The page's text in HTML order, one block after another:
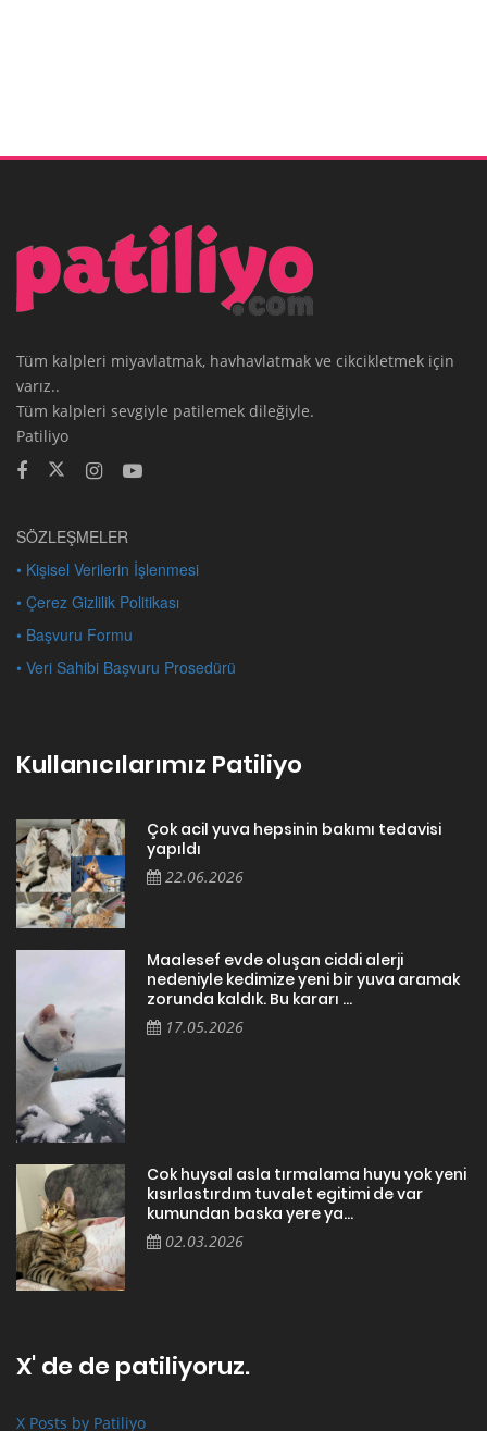
Tüm kalpleri miyavlatmak, havhavlatmak ve cikcikletmek için
varız..
Tüm kalpleri sevgiyle patilemek dileğiyle.
Patiliyo
SÖZLEŞMELER
• Kişisel Verilerin İşlenmesi
• Çerez Gizlilik Politikası
• Başvuru Formu
• Veri Sahibi Başvuru Prosedürü
Kullanıcılarımız Patiliyo
Çok acil yuva hepsinin bakımı tedavisi
yapıldı
22.06.2026
Maalesef evde oluşan ciddi alerji
nedeniyle kedimize yeni bir yuva aramak
zorunda kaldık. Bu kararı ...
17.05.2026
Cok huysal asla tırmalama huyu yok yeni
kısırlastırdım tuvalet egitimi de var
kumundan baska yere ya...
02.03.2026
X' de de patiliyoruz.
X Posts by Patiliyo